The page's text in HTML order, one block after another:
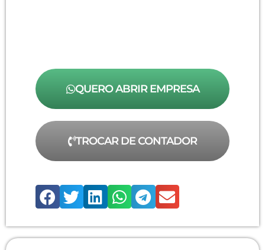
QUERO ABRIR EMPRESA
TROCAR DE CONTADOR